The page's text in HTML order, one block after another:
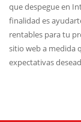
que despegue en
finalidad es
rentables para tu
sitio web a medida
expectativas